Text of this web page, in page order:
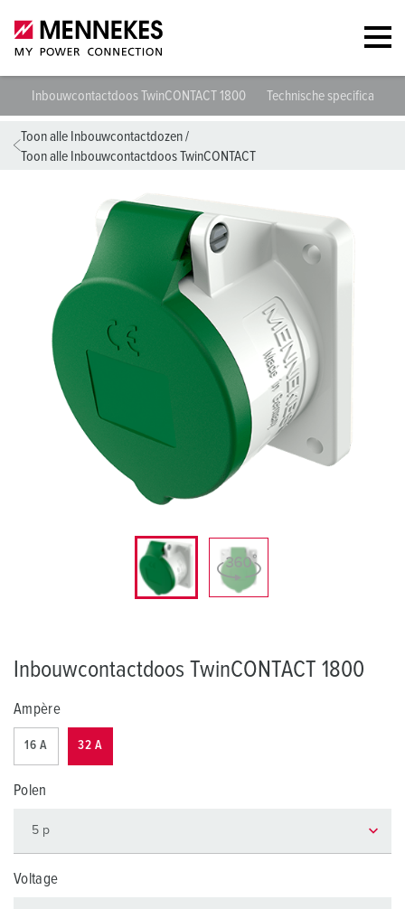
Inbouwcontactdoos TwinCONTACT 1800 Technische specificaties
Toon alle Inbouwcontactdozen/
Toon alle Inbouwcontactdoos TwinCONTACT
Inbouwcontactdoos TwinCONTACT 1800
Ampère
16 A 32 A
Polen
Voltage